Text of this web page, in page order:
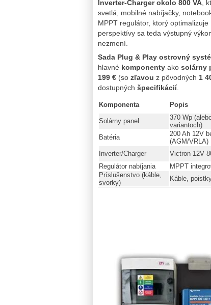
Inverter‑Charger okolo 800 VA ,
svetlá, mobilné nabíjačky,
MPPT regulátor, ktorý
perspektívy sa teda výstupný
nezmení.
Sada Plug & Play ostrovný
hlavné komponenty ako solárny
199 € (so zľavou z pôvodných 1
dostupných špecifikácií.
Komponenta Popis
Solárny panel
370 Wp
variantoch)
Batéria
200 Ah 12V
(AGM/VRLA)
Inverter/Charger
Victron 12V
Regulátor nabíjania
MPPT
Príslušenstvo (káble,
svorky)
Káble,